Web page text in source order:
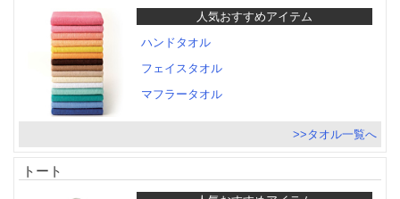
人気おすすめアイテム
ハンドタオル
フェイスタオル
マフラータオル
>>タオル一覧へ
トート